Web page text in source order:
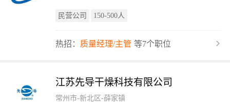
民营公司 150-500人
热招： 质量经理/主管 等7个职位
江苏先导干燥科技有限公司
常州市-新北区-薛家镇